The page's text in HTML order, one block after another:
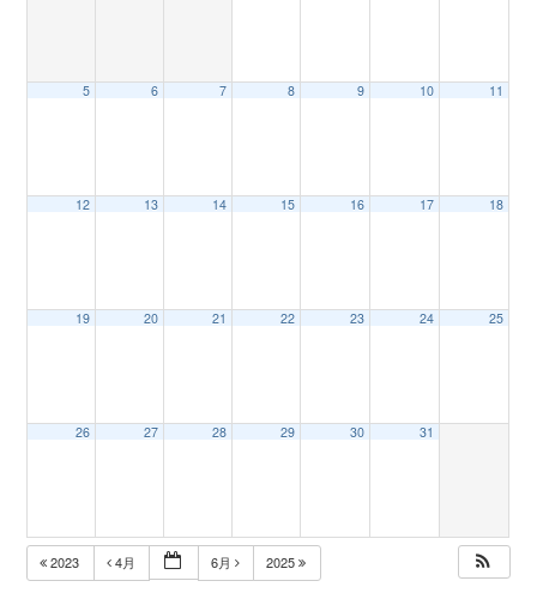
5 6 7 8 9 10 11
12 13 14 15 16 17 18
19 20 21 22 23 24 25
26 27 28 29 30 31
2023 4月 6月 2025